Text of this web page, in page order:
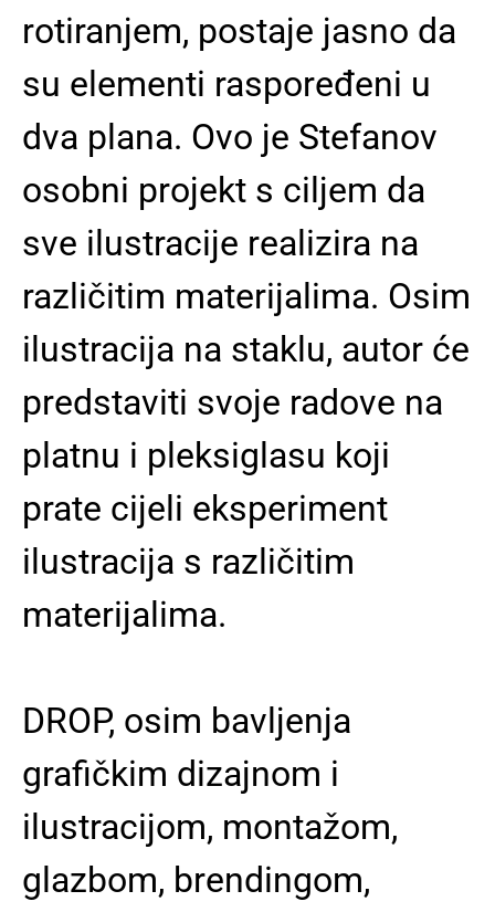
rotiranjem, postaje jasno da
su elementi raspoređeni u
dva plana. Ovo je Stefanov
osobni projekt s ciljem da
sve ilustracije realizira na
različitim materijalima. Osim
ilustracija na staklu, autor će
predstaviti svoje radove na
platnu i pleksiglasu koji
prate cijeli eksperiment
ilustracija s različitim
materijalima.
DROP, osim bavljenja
grafičkim dizajnom i
ilustracijom, montažom,
glazbom, brendingom,